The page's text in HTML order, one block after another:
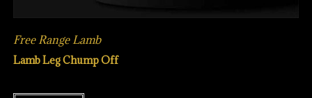
Free Range Lamb
Lamb Leg Chump Off